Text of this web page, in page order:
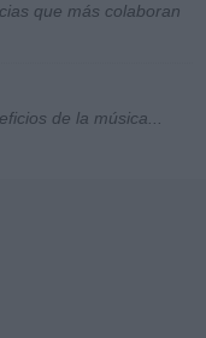
que más colaboran
de la música...